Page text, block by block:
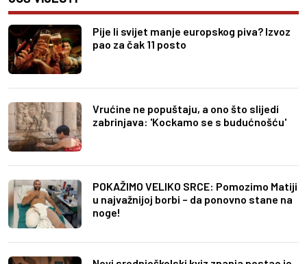
Pije li svijet manje europskog piva? Izvoz
pao za čak 11 posto
Vrućine ne popuštaju, a ono što slijedi
zabrinjava: 'Kockamo se s budućnošću'
POKAŽIMO VELIKO SRCE: Pomozimo Matiji
u najvažnijoj borbi – da ponovno stane na
noge!